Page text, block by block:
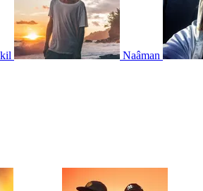
Naâman